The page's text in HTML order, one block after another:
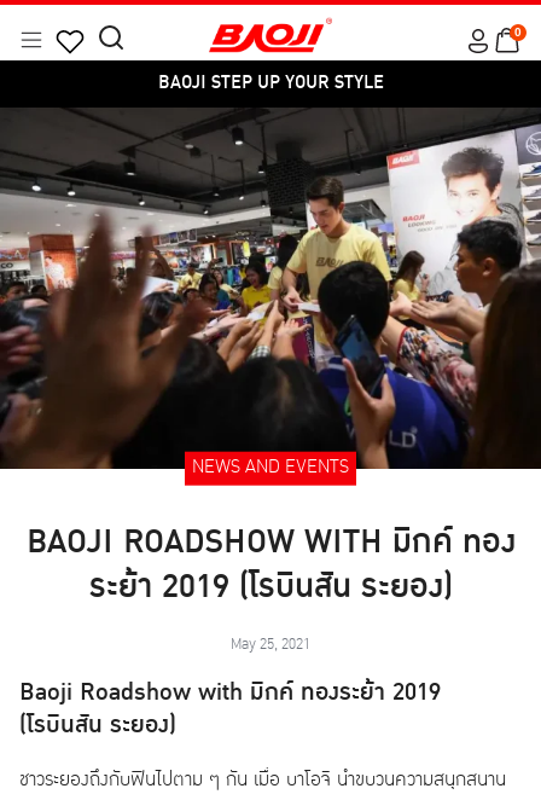
Menu
0
BAOJI STEP UP YOUR STYLE
NEWS AND EVENTS
BAOJI ROADSHOW WITH มิกค์ ทอง
ระย้า 2019 (โรบินสัน ระยอง)
May 25, 2021
Baoji Roadshow with มิกค์ ทองระย้า 2019
(โรบินสัน ระยอง)
ชาวระยองถึงกับฟินไปตาม ๆ กัน เมื่อ บาโอจิ นำขบวนความสนุกสนาน